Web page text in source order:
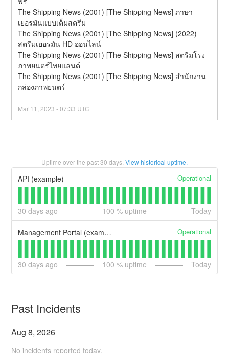
The Shipping News (2001) [The Shipping News] ภาษา
เยอรมันแบบเต็มสตรีม
The Shipping News (2001) [The Shipping News] (2022)
สตรีมเยอรมัน HD ออนไลน์
The Shipping News (2001) [The Shipping News] สตรีมโรง
ภาพยนตร์ไทยแลนด์
The Shipping News (2001) [The Shipping News] สํานักงาน
กล่องภาพยนตร์
Mar 11 ,2023 -07:33 UTC
Uptime over the past30 days. View historical uptime.
API (example) Operational
30 days ago 100 % uptime Today
Management Portal (example) Operational
30 days ago 100 % uptime Today
Past Incidents
Aug8,2026
No incidents reported today.